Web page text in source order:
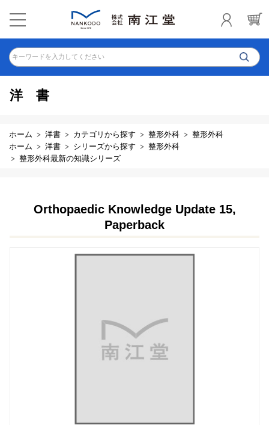
キーワードを入力してください
洋書
ホーム 洋書 カテゴリから探す 整形外科
整形外科
ホーム
洋書 シリーズから探す
整形外科
整形外科最新の知識シリーズ
Orthopaedic Knowledge Update 15,
Paperback